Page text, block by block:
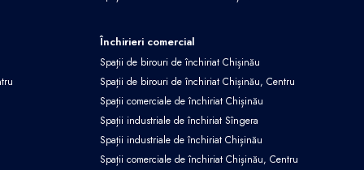
Închirieri comercial
Spații de birouri de închiriat Chișinău
Spații de birouri de închiriat Chișinău, Centru
Spații comerciale de închiriat Chișinău
Spații industriale de închiriat Sîngera
Spații industriale de închiriat Chișinău
Spații comerciale de închiriat Chișinău, Centru